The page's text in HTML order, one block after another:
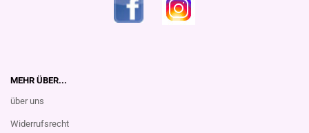
MEHR ÜBER...
über uns
Widerrufsrecht